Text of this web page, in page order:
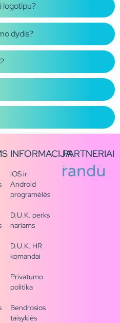
logotipu?
dydis?
INFORMACIJA
iOS ir
Android
programėlės
D.U.K. perks
nariams
D.U.K. HR
komandai
Privatumo
politika
Bendrosios
taisyklės
PARTNERIAI